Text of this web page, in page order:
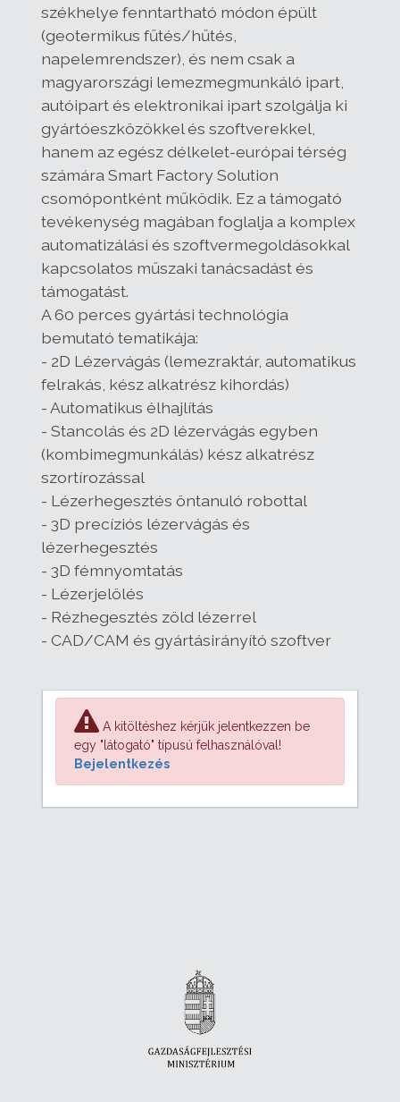
székhelye fenntartható módon épült
(geotermikus fűtés/hűtés,
napelemrendszer), és nem csak a
magyarországi lemezmegmunkáló ipart,
autóipart és elektronikai ipart szolgálja ki
gyártóeszközökkel és szoftverekkel,
hanem az egész délkelet-európai térség
számára Smart Factory Solution
csomópontként működik. Ez a támogató
tevékenység magában foglalja a komplex
automatizálási és szoftvermegoldásokkal
kapcsolatos műszaki tanácsadást és
támogatást.
A 60 perces gyártási technológia
bemutató tematikája:
- 2D Lézervágás (lemezraktár, automatikus
felrakás, kész alkatrész kihordás)
- Automatikus élhajlítás
- Stancolás és 2D lézervágás egyben
(kombimegmunkálás) kész alkatrész
szortírozással
- Lézerhegesztés öntanuló robottal
- 3D precíziós lézervágás és
lézerhegesztés
- 3D fémnyomtatás
- Lézerjelölés
- Rézhegesztés zöld lézerrel
- CAD/CAM és gyártásirányító szoftver
A kitöltéshez kérjük jelentkezzen be
egy "látogató" típusú felhasználóval!
Bejelentkezés